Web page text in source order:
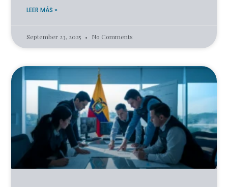
LEER MÁS »
September 23, 2025 No Comments